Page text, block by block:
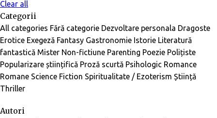
Clear all
Categorii
All categories Fără categorie Dezvoltare personala Dragoste
Erotice Exegeză Fantasy Gastronomie Istorie Literatură
fantastică Mister Non-fictiune Parenting Poezie Polițiste
Popularizare științifică Proză scurtă Psihologic Romance
Romane Science Fiction Spiritualitate / Ezoterism Știință
Thriller
Autori